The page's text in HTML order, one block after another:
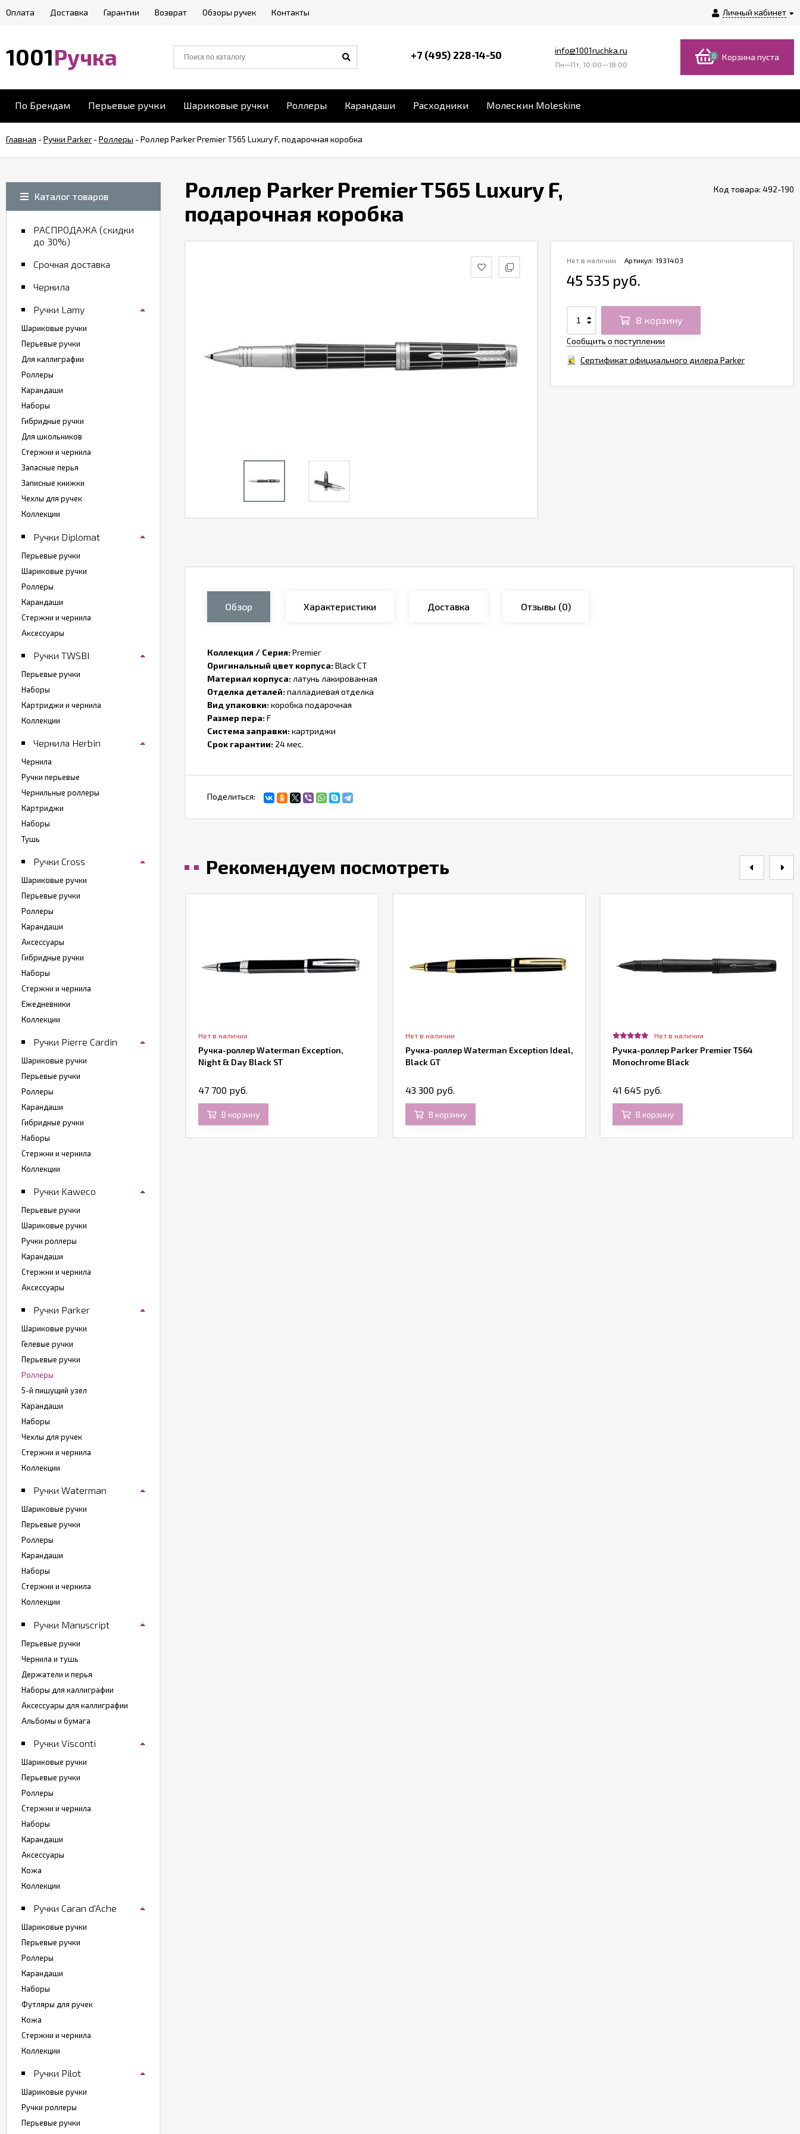
Личный кабинет
Оплата Доставка Гарантии Возврат Обзоры ручек Контакты
1001Ручка +7 (495) 228-14-50 info@1001ruchka.ru
Пн—Пт, 10:00—18:00
0 Корзина пуста
По Брендам Перьевые ручки Шариковые ручки Роллеры Карандаши Расходники Молескин Moleskine
Главная -Ручки Parker -Роллеры -Роллер Parker Premier T565 Luxury F, подарочная коробка
Роллер Parker Premier T565 Luxury F,
подарочная коробка
Код товара: 492-190
Артикул: 1931403
Нет в наличии
45 535 руб.
В корзину
Сообщить о поступлении
Сертификат официального дилера Parker
Обзор Характеристики Доставка Отзывы (0)
Коллекция / Серия:Premier
Оригинальный цвет корпуса:Black CT
Материал корпуса: латунь лакированная
Отделка деталей:палладиевая отделка
Вид упаковки:коробка подарочная
Размер пера:F
Система заправки:картриджи
Срок гарантии: 24 мес.
Поделиться:
Рекомендуем посмотреть
роллер Carandache RNX.316 PVD
Version
400 руб.
В корзину
Нет в наличии
Ручка-роллер Waterman Exception,
Night & Day Black ST
47 700 руб.
В корзину
Нет в наличии
Ручка-роллер Waterman Exception Ideal,
Black GT
43 300 руб.
В корзину
Нет в наличии
Ручка-роллер Parker Premier T564
Monochrome Black
41 645 руб.
В корзину
Каталог товаров
РАСПРОДАЖА (скидки
до 30%)
Срочная доставка
Чернила
Ручки Lamy
Шариковые ручки
Перьевые ручки
Для каллиграфии
Роллеры
Карандаши
Наборы
Гибридные ручки
Для школьников
Стержни и чернила
Запасные перья
Записные книжки
Чехлы для ручек
Коллекции
Ручки Diplomat
Перьевые ручки
Шариковые ручки
Роллеры
Карандаши
Стержни и чернила
Аксессуары
Ручки TWSBI
Перьевые ручки
Наборы
Картриджи и чернила
Коллекции
Чернила Herbin
Чернила
Ручки перьевые
Чернильные роллеры
Картриджи
Наборы
Тушь
Ручки Cross
Шариковые ручки
Перьевые ручки
Роллеры
Карандаши
Аксессуары
Гибридные ручки
Наборы
Стержни и чернила
Ежедневники
Коллекции
Ручки Pierre Cardin
Шариковые ручки
Перьевые ручки
Роллеры
Карандаши
Гибридные ручки
Наборы
Стержни и чернила
Коллекции
Ручки Kaweco
Перьевые ручки
Шариковые ручки
Ручки роллеры
Карандаши
Стержни и чернила
Аксессуары
Ручки Parker
Шариковые ручки
Гелевые ручки
Перьевые ручки
Роллеры
5-й пишущий узел
Карандаши
Наборы
Чехлы для ручек
Стержни и чернила
Коллекции
Ручки Waterman
Шариковые ручки
Перьевые ручки
Роллеры
Карандаши
Наборы
Стержни и чернила
Коллекции
Ручки Manuscript
Перьевые ручки
Чернила и тушь
Держатели и перья
Наборы для каллиграфии
Аксессуары для каллиграфии
Альбомы и бумага
Ручки Visconti
Шариковые ручки
Перьевые ручки
Роллеры
Стержни и чернила
Наборы
Карандаши
Аксессуары
Кожа
Коллекции
Ручки Caran d'Ache
Шариковые ручки
Перьевые ручки
Роллеры
Карандаши
Наборы
Футляры для ручек
Кожа
Стержни и чернила
Коллекции
Ручки Pilot
Шариковые ручки
Ручки роллеры
Перьевые ручки